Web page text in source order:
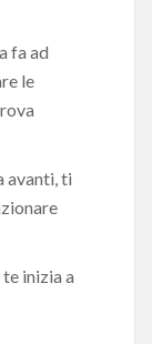
fa ad
le
avanti, ti
inizia a